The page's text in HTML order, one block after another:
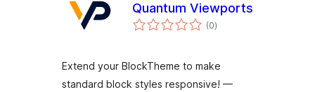
Quantum Viewports
(0总
评)
Extend your BlockTheme to make
standard block styles responsive! —